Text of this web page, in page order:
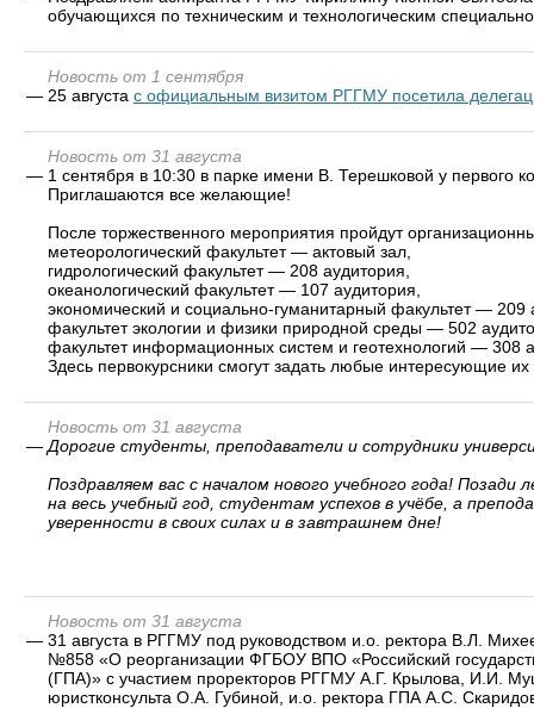
обучающихся по техническим и технологическим
Новость от 1 сентября
— 25 августа с официальным визитом РГГМУ посетила
Новость от 31 августа
— 1 сентября в 10:30 в парке имени В. Терешковой у первого
Приглашаются все желающие!
После торжественного мероприятия пройдут
метеорологический факультет — актовый зал,
гидрологический факультет — 208 аудитория,
океанологический факультет — 107 аудитория,
экономический и социально-гуманитарный факультет — 209
факультет экологии и физики природной среды — 502
факультет информационных систем и геотехнологий — 308
Здесь первокурсники смогут задать любые интересующие
Новость от 31 августа
— Дорогие студенты, преподаватели и сотрудники
Поздравляем вас с началом нового учебного года!
на весь учебный год, студентам успехов в учёбе, а
уверенности в своих силах и в завтрашнем дне!
Новость от 31 августа
— 31 августа в РГГМУ под руководством и.о. ректора В.Л.
№858 «О реорганизации ФГБОУ ВПО «Российский
(ГПА)» с участием проректоров РГГМУ А.Г. Крылова, И.И.
юристконсульта О.А. Губиной, и.о. ректора ГПА А.С.